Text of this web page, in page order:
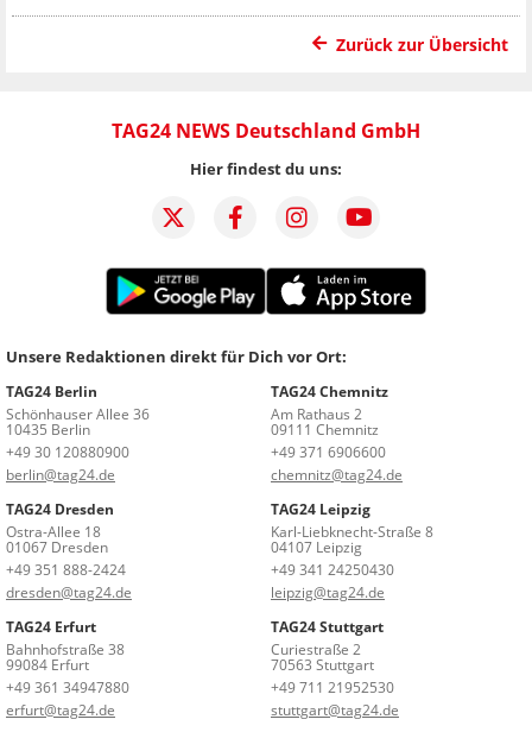
Zurück zur Übersicht
TAG24 NEWS Deutschland GmbH
Hier findest du uns:
Unsere Redaktionen direkt für Dich vor Ort:
TAG24 Berlin
Schönhauser Allee 36
10435 Berlin
+49 30 120880900
berlin@tag24.de
TAG24 Chemnitz
Am Rathaus 2
09111 Chemnitz
+49 371 6906600
chemnitz@tag24.de
TAG24 Dresden
Ostra-Allee 18
01067 Dresden
+49 351 888-2424
dresden@tag24.de
TAG24 Leipzig
Karl-Liebknecht-Straße 8
04107 Leipzig
+49 341 24250430
leipzig@tag24.de
TAG24 Erfurt
Bahnhofstraße 38
99084 Erfurt
+49 361 34947880
erfurt@tag24.de
TAG24 Stuttgart
Curiestraße 2
70563 Stuttgart
+49 711 21952530
stuttgart@tag24.de